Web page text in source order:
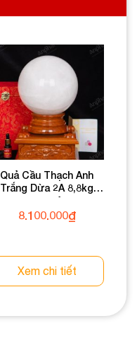
Quả Cầu Thạch Anh
Trắng Dừa 2A 8,8kg
011-0882A-8,8
8.100.000₫
Xem chi tiết